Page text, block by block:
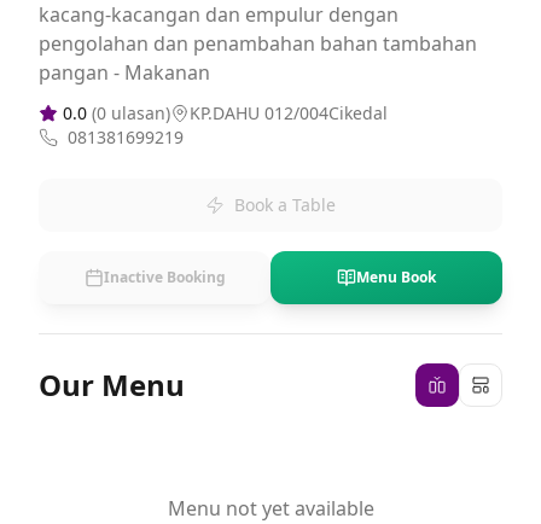
kacang-kacangan dan empulur dengan
pengolahan dan penambahan bahan tambahan
pangan - Makanan
0.0 (0 ulasan)
KP.DAHU 012/004Cikedal
081381699219
Book a Table
Inactive Booking Menu Book
Our Menu
Menu not yet available